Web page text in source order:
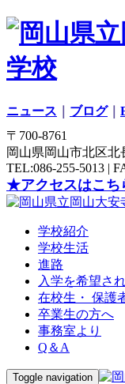
ニュース ブログ｜
〒700-8761
岡山県岡山市北区北
TEL:086-255-5013 |
★アクセスはこち
学校紹介
学校生活
進路
入学を希望さ
在校生・ 保護
卒業生の方へ
事務室より
Q＆A
Toggle navigation